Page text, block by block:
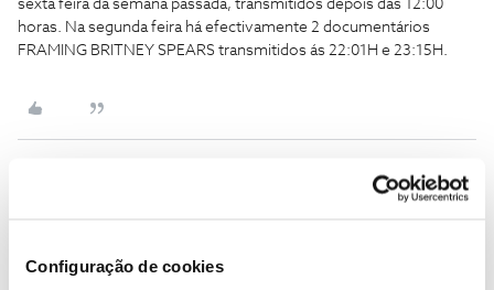
Configuração de cookies
sexta feira da semana passada, transmitidos depois das 12:00
horas. Na segunda feira há efectivamente 2 documentários
FRAMING BRITNEY SPEARS transmitidos ás 22:01H e 23:15H.
Forum|Forum|5 years ago
agora porque queria ver aquele documentário, provavelmente